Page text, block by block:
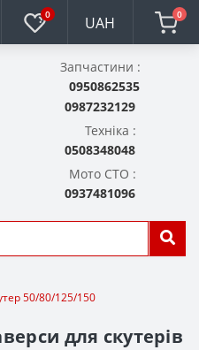
0 UAH 0
Запчастини :
0950862535
0987232129
Техніка :
0508348048
Мото СТО :
0937481096
50/80/125/150
для скутерів